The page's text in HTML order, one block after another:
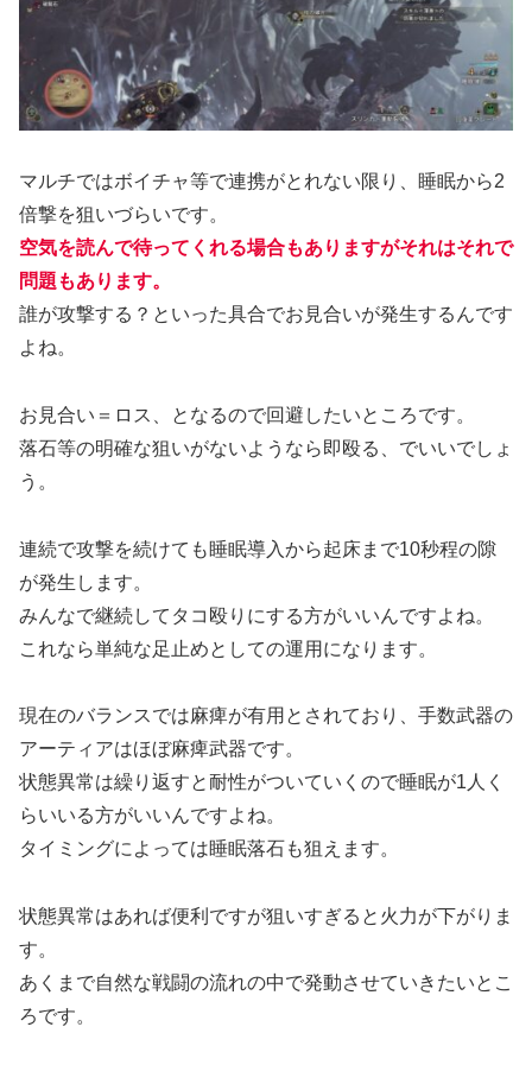
マルチではボイチャ等で連携がとれない限り、睡眠から2
倍撃を狙いづらいです。
空気を読んで待ってくれる場合もありますがそれはそれで
問題もあります。
誰が攻撃する？といった具合でお見合いが発生するんです
よね。
お見合い＝ロス、となるので回避したいところです。
落石等の明確な狙いがないようなら即殴る、でいいでしょ
う。
連続で攻撃を続けても睡眠導入から起床まで10秒程の隙
が発生します。
みんなで継続してタコ殴りにする方がいいんですよね。
これなら単純な足止めとしての運用になります。
現在のバランスでは麻痺が有用とされており、手数武器の
アーティアはほぼ麻痺武器です。
状態異常は繰り返すと耐性がついていくので睡眠が1人く
らいいる方がいいんですよね。
タイミングによっては睡眠落石も狙えます。
状態異常はあれば便利ですが狙いすぎると火力が下がりま
す。
あくまで自然な戦闘の流れの中で発動させていきたいとこ
ろです。